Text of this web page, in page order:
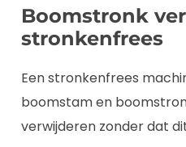
Boomstronk
stronkenfrees
Een stronkenfrees
boomstam en
verwijderen zonder dat